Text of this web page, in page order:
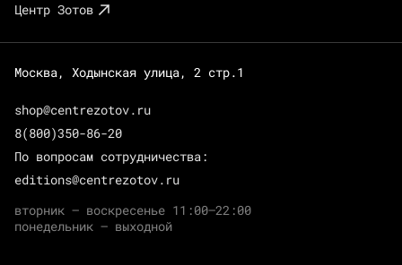
Центр Зотов
Москва, Ходынская улица, 2 стр.1
shop@centrezotov.ru
8(800)350-86-20
По вопросам сотрудничества:
editions@centrezotov.ru
вторник — воскресенье 11:00–22:00
понедельник — выходной